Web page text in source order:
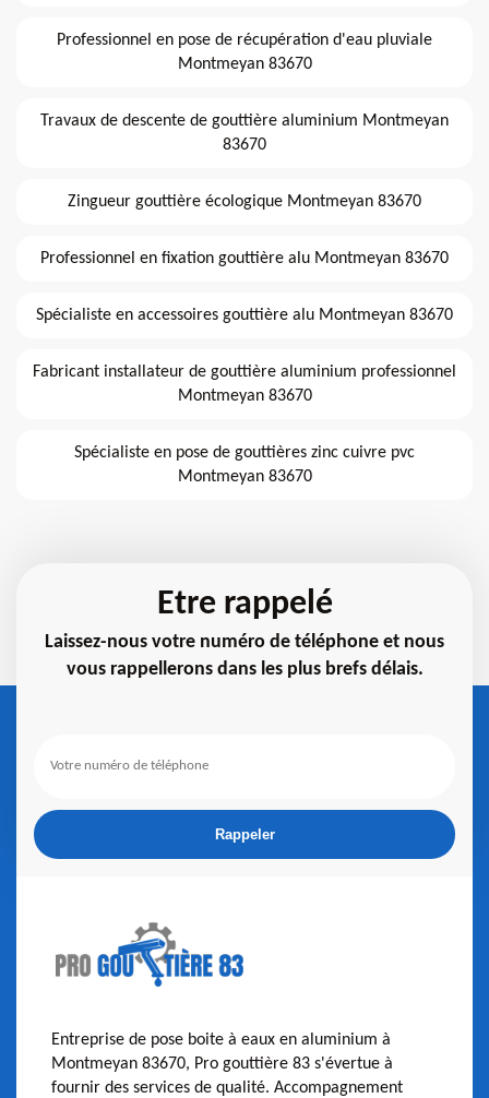
Professionnel en pose de récupération d'eau pluviale
Montmeyan 83670
Travaux de descente de gouttière aluminium Montmeyan
83670
Zingueur gouttière écologique Montmeyan 83670
Professionnel en fixation gouttière alu Montmeyan 83670
Spécialiste en accessoires gouttière alu Montmeyan 83670
Fabricant installateur de gouttière aluminium professionnel
Montmeyan 83670
Spécialiste en pose de gouttières zinc cuivre pvc
Montmeyan 83670
Etre rappelé
Laissez-nous votre numéro de téléphone et nous
vous rappellerons dans les plus brefs délais.
Entreprise de pose boite à eaux en aluminium à
Montmeyan 83670, Pro gouttière 83 s'évertue à
fournir des services de qualité. Accompagnement